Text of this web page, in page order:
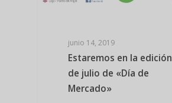
junio 14, 2019
Estaremos en la edición
de julio de «Día de
Mercado»